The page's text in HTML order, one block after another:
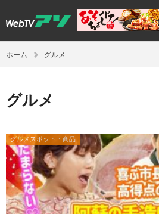
ホーム グルメ
グルメ
グルメスポット・商品